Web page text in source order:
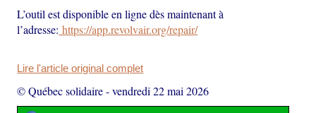
L’outil est disponible en ligne dès maintenant à
l’adresse: https://app.revolvair.org/repair/
Lire l'article original complet
© Québec solidaire-vendredi 22 mai 2026